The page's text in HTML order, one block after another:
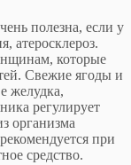
полезна, если у
атеросклероз.
которые
Свежие ягоды и
желудка,
регулирует
организма
при
средство.